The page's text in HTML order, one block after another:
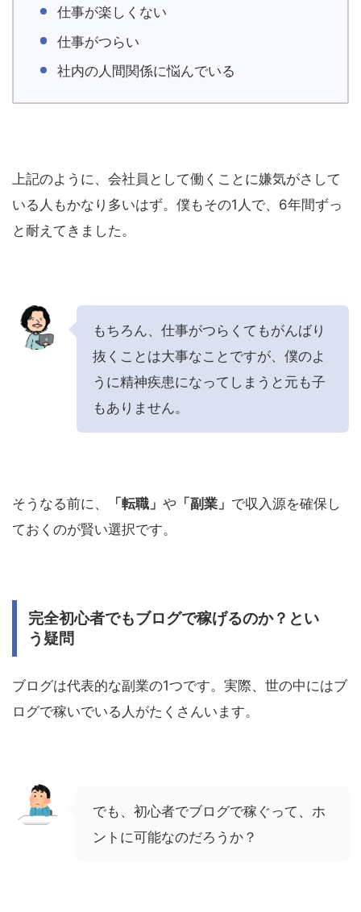
仕事が楽しくない
仕事がつらい
社内の人間関係に悩んでいる
上記のように、会社員として働くことに嫌気がさして
いる人もかなり多いはず。僕もその1人で、6年間ずっ
と耐えてきました。
もちろん、仕事がつらくてもがんばり
抜くことは大事なことですが、僕のよ
うに精神疾患になってしまうと元も子
もありません。
そうなる前に、 「転職」 や 「副業」 で収入源を確保し
ておくのが賢い選択です。
完全初心者でもブログで稼げるのか？とい
う疑問
ブログは代表的な副業の1つです。実際、世の中にはブ
ログで稼いでいる人がたくさんいます。
でも、初心者でブログで稼ぐって、ホ
ントに可能なのだろうか？